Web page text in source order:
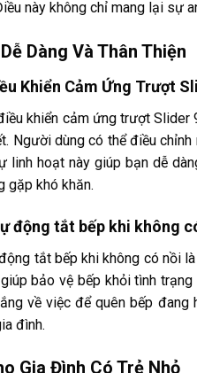
này không chỉ mang lại sự
Dàng Và Thân Thiện
Khiển Cảm Ứng Trượt
khiển cảm ứng trượt Slider
Người dùng có thể điều
linh hoạt này giúp bạn dễ
gặp khó khăn.
động tắt bếp khi không
tắt bếp khi không có nồi
bảo vệ bếp khỏi tình
về việc để quên bếp
đình.
Gia Đình Có Trẻ Nhỏ